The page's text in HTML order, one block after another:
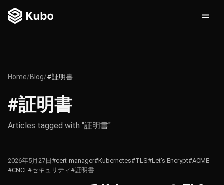
Home/Blog/#証明書
#証明書
Articles tagged with "証明書"
2026年5月27日 #cert-manager#Kubernetes#TLS#Let's Encrypt#ACME
#CNCF#セキュリティ#証明書